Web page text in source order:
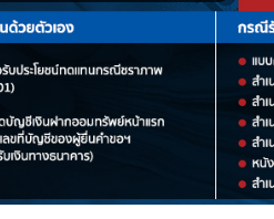
าพ หรือ เงินบำนาญชราภาพ
รับเงินชราภาพเป็น เงินบ
าภาพที่ประกันสังคมจะจ่ายเ